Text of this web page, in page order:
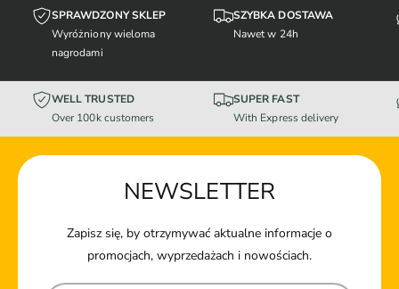
SPRAWDZONY SKLEP
Wyróżniony wieloma
nagrodami
SZYBKA DOSTAWA
Nawet w 24h
WELL TRUSTED
Over 100k customers
SUPER FAST
With Express delivery
NEWSLETTER
Zapisz się, by otrzymywać aktualne informacje o
promocjach, wyprzedażach i nowościach.